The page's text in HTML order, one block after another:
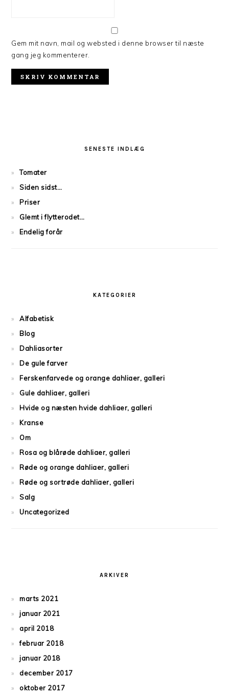
Gem mit navn, mail og websted i denne browser til næste
gang jeg kommenterer.
SENESTE INDLÆG
Tomater
Siden sidst…
Priser
Glemt i flytterodet…
Endelig forår
KATEGORIER
Alfabetisk
Blog
Dahliasorter
De gule farver
Ferskenfarvede og orange dahliaer, galleri
Gule dahliaer, galleri
Hvide og næsten hvide dahliaer, galleri
Kranse
Om
Rosa og blårøde dahliaer, galleri
Røde og orange dahliaer, galleri
Røde og sortrøde dahliaer, galleri
Salg
Uncategorized
ARKIVER
marts 2021
januar 2021
april 2018
februar 2018
januar 2018
december 2017
oktober 2017